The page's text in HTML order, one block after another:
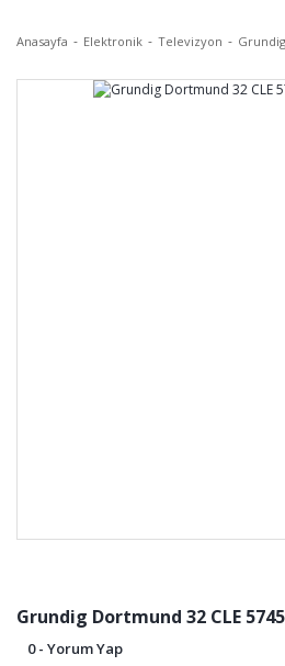
Anasayfa Elektronik Televizyon
Grundig Dortmund 32 CLE
0 - Yorum Yap